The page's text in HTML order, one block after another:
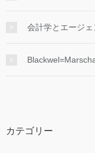
会計学とエージ
カテゴリー